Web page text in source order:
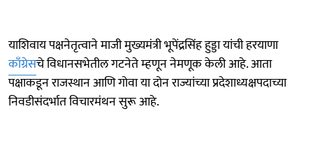
याशिवाय पक्षनेतृत्वाने माजी मुख्यमंत्री भूपेंद्रसिंह हुड्डा यांची हरयाणा
काँग्रेसचे विधानसभेतील गटनेते म्हणून नेमणूक केली आहे. आता
पक्षाकडून राजस्थान आणि गोवा या दोन राज्यांच्या प्रदेशाध्यक्षपदाच्या
निवडीसंदर्भात विचारमंथन सुरू आहे.